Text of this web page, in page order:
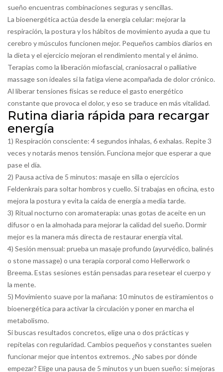
sueño encuentras combinaciones seguras y sencillas.
La bioenergética actúa desde la energía celular: mejorar la
respiración, la postura y los hábitos de movimiento ayuda a que tu
cerebro y músculos funcionen mejor. Pequeños cambios diarios en
la dieta y el ejercicio mejoran el rendimiento mental y el ánimo.
Terapias como la liberación miofascial, craniosacral o palliative
massage son ideales si la fatiga viene acompañada de dolor crónico.
Al liberar tensiones físicas se reduce el gasto energético
constante que provoca el dolor, y eso se traduce en más vitalidad.
Rutina diaria rápida para recargar
energía
1) Respiración consciente: 4 segundos inhalas, 6 exhalas. Repite 3
veces y notarás menos tensión. Funciona mejor que esperar a que
pase el día.
2) Pausa activa de 5 minutos: masaje en silla o ejercicios
Feldenkrais para soltar hombros y cuello. Si trabajas en oficina, esto
mejora la postura y evita la caída de energía a media tarde.
3) Ritual nocturno con aromaterapia: unas gotas de aceite en un
difusor o en la almohada para mejorar la calidad del sueño. Dormir
mejor es la manera más directa de restaurar energía vital.
4) Sesión mensual: prueba un masaje profundo (ayurvédico, balinés
o stone massage) o una terapia corporal como Hellerwork o
Breema. Estas sesiones están pensadas para resetear el cuerpo y
la mente.
5) Movimiento suave por la mañana: 10 minutos de estiramientos o
bioenergética para activar la circulación y poner en marcha el
metabolismo.
Si buscas resultados concretos, elige una o dos prácticas y
repítelas con regularidad. Cambios pequeños y constantes suelen
funcionar mejor que intentos extremos. ¿No sabes por dónde
empezar? Elige una pausa de 5 minutos y un buen sueño: si mejoras